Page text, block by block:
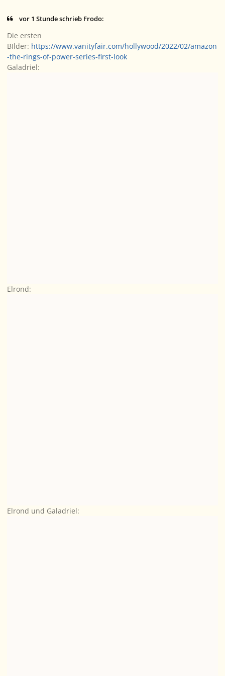
vor 1 Stunde schrieb Frodo:
Die ersten
BIlder: https://www.vanityfair.com/hollywood/2022/02/amazon
-the-rings-of-power-series-first-look
Galadriel:
Elrond:
Elrond und Galadriel: